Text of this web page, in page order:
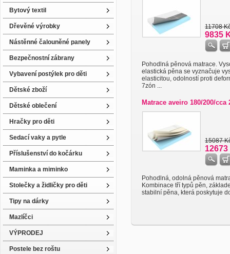
Bytový textil
Dřevěné výrobky
Nástěnné čalouněné panely
Bezpečnostní zábrany
Vybavení postýlek pro děti
Dětské zboží
Dětské oblečení
Hračky pro děti
Sedací vaky a pytle
Příslušenství do kočárku
Maminka a miminko
Stolečky a židličky pro děti
Tipy na dárky
Mazlíčci
VÝPRODEJ
Postele bez roštu
11708
9835
Pohodlná pěnová matrace.
elastická pěna se vyznačuje
elasticitou, odolností proti
7zón ...
Matrace aveiro 180/200/cca
15087
Pohodlná, odolná pěnová
Kombinace tří typů pěn,
stabilní pěna, která poskytuje